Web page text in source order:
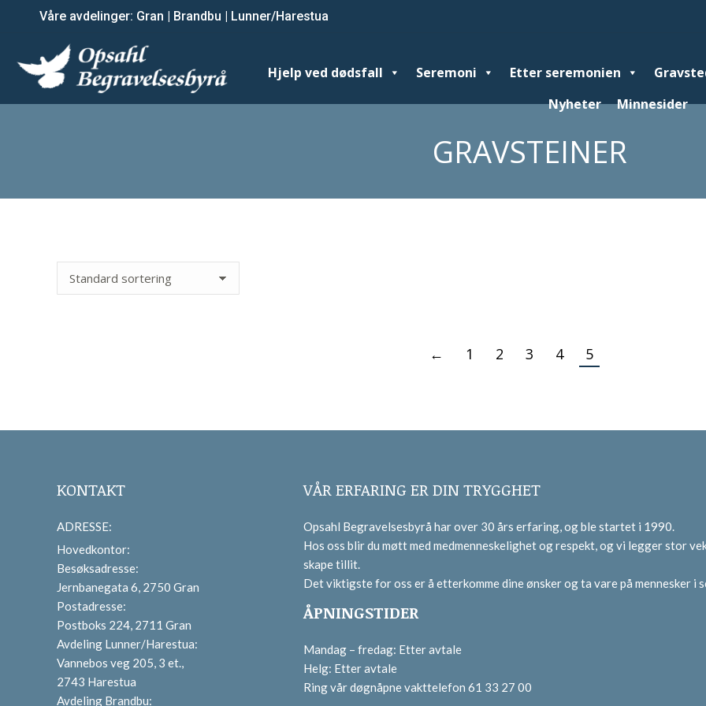
Våre avdelinger: Gran | Brandbu | Lunner/Harestua
Hjelp ved dødsfall Seremoni Etter seremonien
Nyheter
Minnesider
GRAVSTEINER
← 1 2 3 4 5
KONTAKT
ADRESSE:
Hovedkontor:
Besøksadresse:
Jernbanegata 6, 2750 Gran
Postadresse:
Postboks 224, 2711 Gran
Avdeling Lunner/Harestua:
Vannebos veg 205, 3 et.,
2743 Harestua
Avdeling Brandbu:
VÅR ERFARING ER DIN TRYGGHET
Opsahl Begravelsesbyrå har over 30 års erfaring, og ble startet i 1990.
Hos oss blir du møtt med medmenneskelighet og respekt, og vi legger stor
skape tillit.
Det viktigste for oss er å etterkomme dine ønsker og ta vare på mennesker i
ÅPNINGSTIDER
Mandag – fredag: Etter avtale
Helg: Etter avtale
Ring vår døgnåpne vakttelefon 61 33 27 00
Våre avdelinger: Gran | Brandbu | Lunner/Harestua
Hjelp ved dødsfall Seremoni Etter seremonien Gravsted
Minnesider